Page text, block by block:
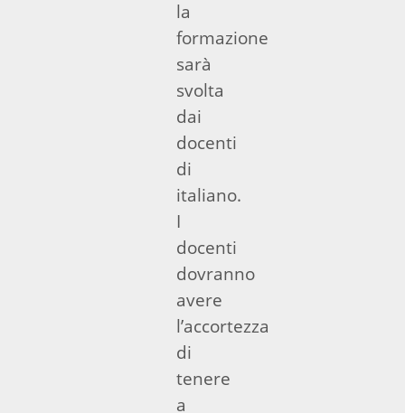
la
formazione
sarà
svolta
dai
docenti
di
italiano.
I
docenti
dovranno
avere
l’accortezza
di
tenere
a